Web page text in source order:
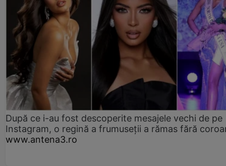
După ce i-au fost descoperite mesajele vechi de pe
Instagram, o regină a frumuseții a rămas fără
www.antena3.ro